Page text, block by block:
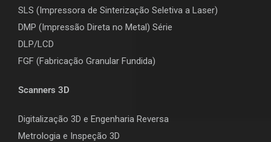
SLS (Impressora de Sinterização Seletiva a Laser)
DMP (Impressão Direta no Metal) Série
DLP/LCD
FGF (Fabricação Granular Fundida)
Scanners 3D
Digitalização 3D e Engenharia Reversa
Metrologia e Inspeção 3D